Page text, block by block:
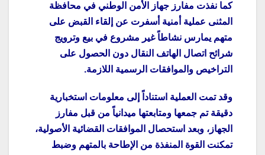
كما نفذت مفارز جهاز الأمن الوطني في محافظة
المثنى عملية أمنية أسفرت عن إلقاء القبض على
متهم يمارس نشاطاً غير مشروع في بيع وترويج
شرائح اتصال الهاتف النقال دون الحصول على
التراخيص والموافقات الرسمية اللازمة.
وقد تمت العملية استناداً إلى معلومات استخبارية
دقيقة تم جمعها ومتابعتها ميدانياً من قبل مفارز
الجهاز، وبعد استحصال الموافقات القضائية الأصولية،
تمكنت القوة المنفذة من الإطاحة بالمتهم وضبط